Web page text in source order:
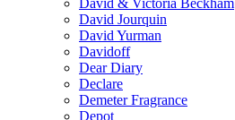
David & Victoria Beckham
David Jourquin
David Yurman
Davidoff
Dear Diary
Declare
Demeter Fragrance
Depot